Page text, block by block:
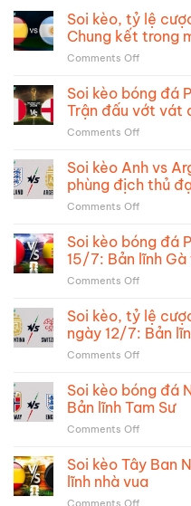
Soi kèo, tỷ lệ
Chung kết trong
Comments Offon
kèo,
tỷ
lệ
cược
Ban
Nha
kết
trong
Soi kèo bóng đá
Trận đấu vớt vát
Comments Offon
kèo
bóng
đá
Pháp
Anh
4h
đấu
vớt
Soi kèo Anh vs
phùng địch thủ
Comments Offon
kèo
Anh
vs
Argentina
ngày
16/7:
thủ
đại
Soi kèo bóng đá
15/7: Bản lĩnh
Comments Offon
kèo
bóng
đá
Pháp
Tây
Ban
15/7:
Bản
Soi kèo, tỷ lệ
ngày 12/7: Bản
Comments Offon
kèo,
lệ
cược
vs
Thụy
Soi kèo bóng đá
Bản lĩnh Tam Sư
Comments Offon
kèo
bóng
đá
Soi kèo Tây Ban
lĩnh nhà vua
Comments Offon